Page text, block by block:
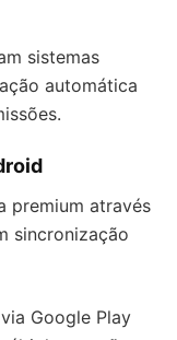
sistemas
automática
premium através
sincronização
Google Play